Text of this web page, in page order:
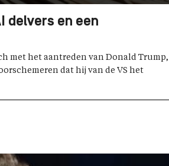
delvers en een
met het aantreden van Donald Trump,
dat hij van de VS het